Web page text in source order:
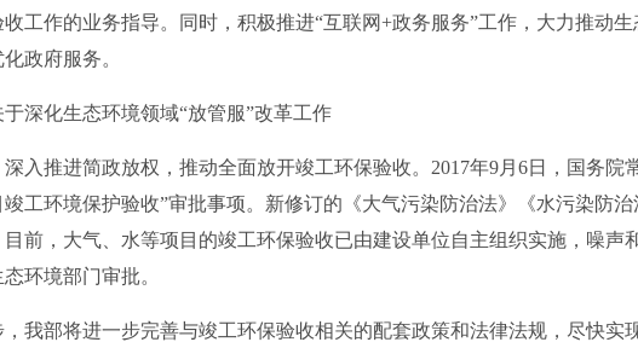
工作的业务指导。同时，积极推进“互联网+政务服务”工作，大力推动
政府服务。
化生态环境领域“放管服”改革工作
推进简政放权，推动全面放开竣工环保验收。2017年9月6日，国务院
竣工环境保护验收”审批事项。新修订的《大气污染防治法》《水污染防
前，大气、水等项目的竣工环保验收已由建设单位自主组织实施，噪声
环境部门审批。
部将进一步完善与竣工环保验收相关的配套政策和法律法规，尽快实